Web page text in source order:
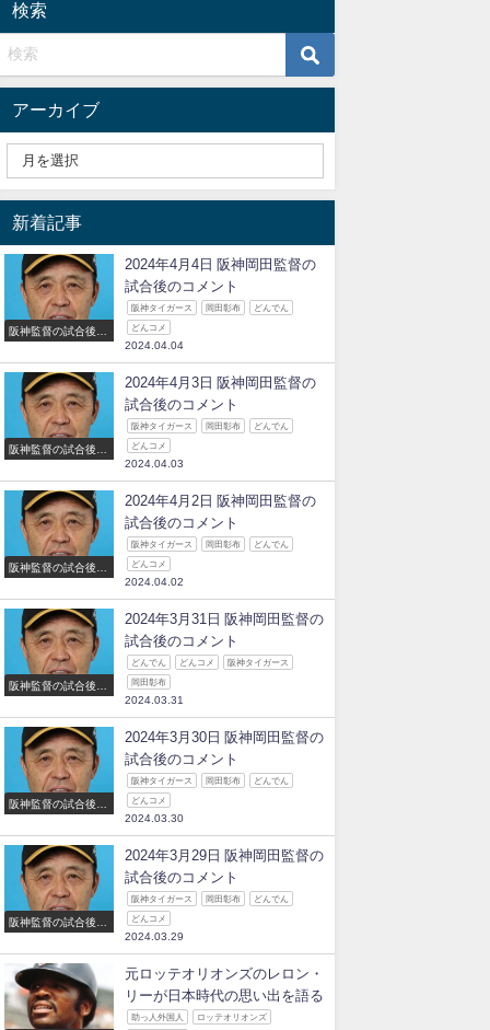
検索
アーカイブ
新着記事
阪神監督の試合後の
2024年4月4日 阪神岡田監督の
試合後のコメント
阪神タイガース 岡田彰布 どんでん
どんコメ
2024.04.04
阪神監督の試合後の
2024年4月3日 阪神岡田監督の
試合後のコメント
阪神タイガース 岡田彰布 どんでん
どんコメ
2024.04.03
阪神監督の試合後の
2024年4月2日 阪神岡田監督の
試合後のコメント
阪神タイガース 岡田彰布 どんでん
どんコメ
2024.04.02
阪神監督の試合後の
2024年3月31日 阪神岡田監督の
試合後のコメント
どんでん どんコメ 阪神タイガース
岡田彰布
2024.03.31
阪神監督の試合後の
2024年3月30日 阪神岡田監督の
試合後のコメント
阪神タイガース 岡田彰布 どんでん
どんコメ
2024.03.30
阪神監督の試合後の
2024年3月29日 阪神岡田監督の
試合後のコメント
阪神タイガース 岡田彰布 どんでん
どんコメ
2024.03.29
元ロッテオリオンズのレロン・
リーが日本時代の思い出を語る
助っ人外国人 ロッテオリオンズ